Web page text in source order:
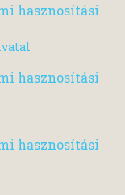
hasznosítási
hasznosítási
hasznosítási